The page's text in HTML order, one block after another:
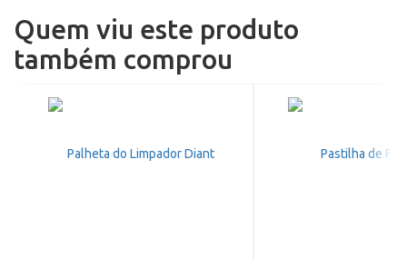
Quem viu este produto
também comprou